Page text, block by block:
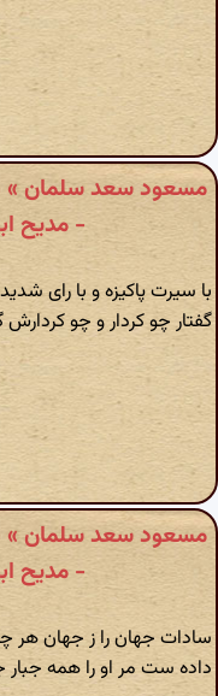
- مدیح
با سیرت پاکیزه و با رای
گفتار چو کردار و چو کردارش
- مدیح
سادات جهان را ز جهان هر
داده ست مر او را همه جبار